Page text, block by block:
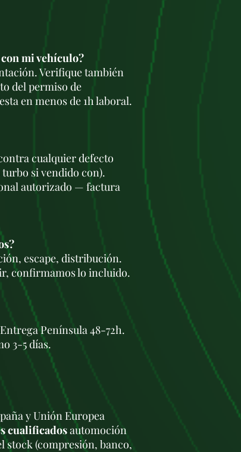
mi vehículo?
Verifique también
del permiso de
en menos de 1h laboral.
cualquier defecto
si vendido con).
autorizado — factura
escape, distribución.
confirmamos lo incluido.
Península 48-72h.
3-5 días.
y Unión Europea
cualificadosautomoción
stock (compresión, banco,
motor más ecológico.
de vehículos de la
Volkswagen Golf